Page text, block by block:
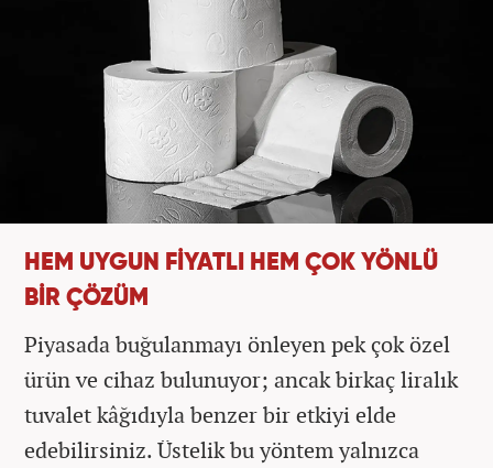
HEM UYGUN FİYATLI HEM ÇOK YÖNLÜ
BİR ÇÖZÜM
Piyasada buğulanmayı önleyen pek çok özel
ürün ve cihaz bulunuyor; ancak birkaç liralık
tuvalet kâğıdıyla benzer bir etkiyi elde
edebilirsiniz. Üstelik bu yöntem yalnızca